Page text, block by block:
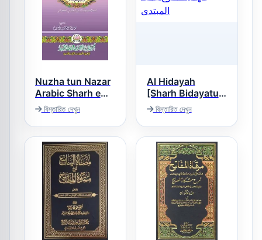
Nuzha tun Nazar
Arabic Sharh e
Nukhbah tul Fikar
نزھۃ النظر عربی
شرح شرح نخبۃ
الفکر
বিস্তারিত দেখুন
Al Hidayah
[Sharh Bidayatul
Mubtadi] الهداية
شرح بداية المبتدى
বিস্তারিত দেখুন